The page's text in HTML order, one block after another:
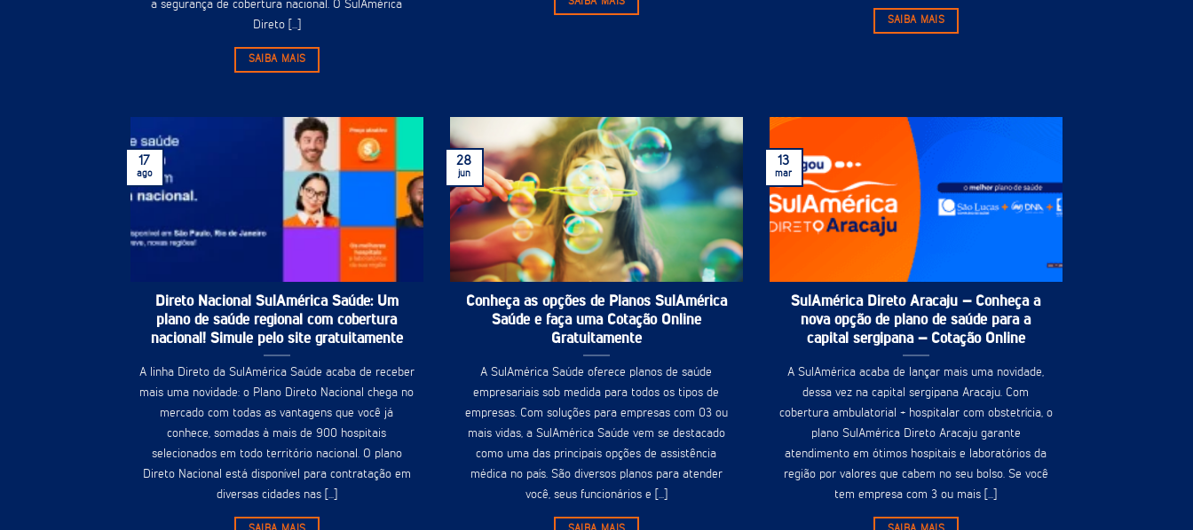
rede credenciada regional altamente qualificada com
a segurança de cobertura nacional. O SulAmérica
Direto [...]
melhor relação custo [...]
Direto Nacional SulAmérica Saúde: Um
plano de saúde regional com cobertura
nacional! Simule pelo site gratuitamente
A linha Direto da SulAmérica Saúde acaba de receber
mais uma novidade: o Plano Direto Nacional chega no
mercado com todas as vantagens que você já
conhece, somadas à mais de 900 hospitais
selecionados em todo território nacional. O plano
Direto Nacional está disponível para contratação em
diversas cidades nas [...]
17
ago
Conheça as opções de Planos SulAmérica
Gratuitamente
A SulAmérica Saúde oferece planos de saúde
empresariais sob medida para todos os tipos de
mais vidas, a SulAmérica Saúde vem se destacado
como uma das principais opções de assistência
médica no país. São diversos planos para atender
você, seus funcionários e [...]
28
jun
SulAmérica Direto Aracaju – Conheça a
nova opção de plano de saúde para a
capital sergipana – Cotação Online
A SulAmérica acaba de lançar mais uma novidade,
dessa vez na capital sergipana Aracaju. Com
cobertura ambulatorial + hospitalar com obstetrícia, o
plano SulAmérica Direto Aracaju garante
atendimento em ótimos hospitais e laboratórios da
região por valores que cabem no seu bolso. Se você
tem empresa com 3 ou mais [...]
13
mar